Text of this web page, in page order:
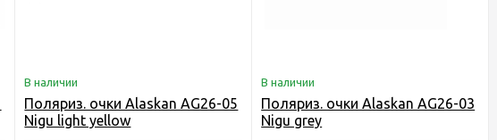
В наличии
Поляриз. очки Alaskan AG26-05
Nigu light yellow
В наличии
Поляриз. очки Alaskan AG26-03
Nigu grey